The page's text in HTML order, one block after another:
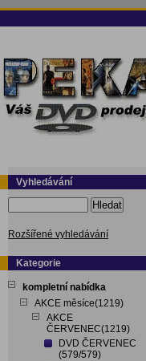
Vyhledávání
Hledat
Rozšířené vyhledávání
Kategorie
kompletní nabídka
AKCE měsíce(1219)
AKCE
ČERVENEC(1219)
DVD ČERVENEC
(579/579)